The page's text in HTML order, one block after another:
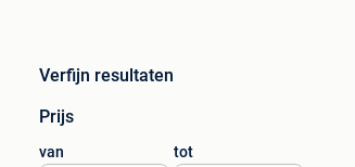
Verfijn resultaten
Prijs
van tot